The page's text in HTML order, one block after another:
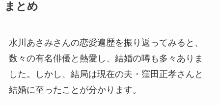
まとめ
水川あさみさんの恋愛遍歴を振り返ってみると、
数々の有名俳優と熱愛し、結婚の噂も多々ありま
した。しかし、結局は現在の夫・窪田正孝さんと
結婚に至ったことが分かります。